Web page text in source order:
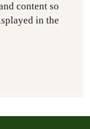
content so
in the